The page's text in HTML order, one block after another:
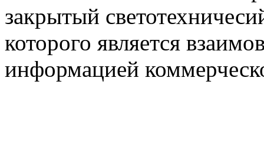
закрытый
которого является
информацией